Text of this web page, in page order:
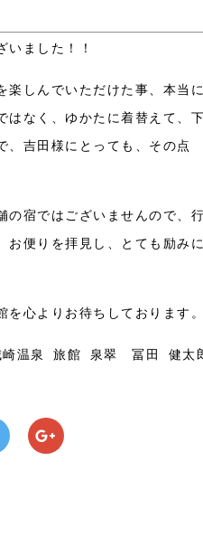
ました！！
楽しんでいただけた事、本当に
はなく、ゆかたに着替えて、下
、吉田様にとっても、その点
の宿ではございませんので、行
お便りを拝見し、とても励みに
心よりお待ちしております。
崎温泉 旅館 泉翠 冨田 健太